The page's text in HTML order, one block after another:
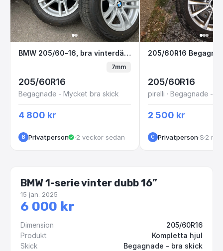
BMW 205/60-16, bra vinterdäck tpms
BMW 205/60-16, bra vinterdäck tpms
7mm
205/60R16
Begagnade - Mycket bra skick
4 800 kr
B Privatperson ·2 veckor sedan
205/60R16
205/60R16
2 500 kr
C Privatperson· Spånga socken
·2
BMW 1-serie vinter dubb 16”
15 jan. 2025
6 000 kr
Dimension
205/60R16
Produkt
Kompletta hjul
Skick
Begagnade - bra skick